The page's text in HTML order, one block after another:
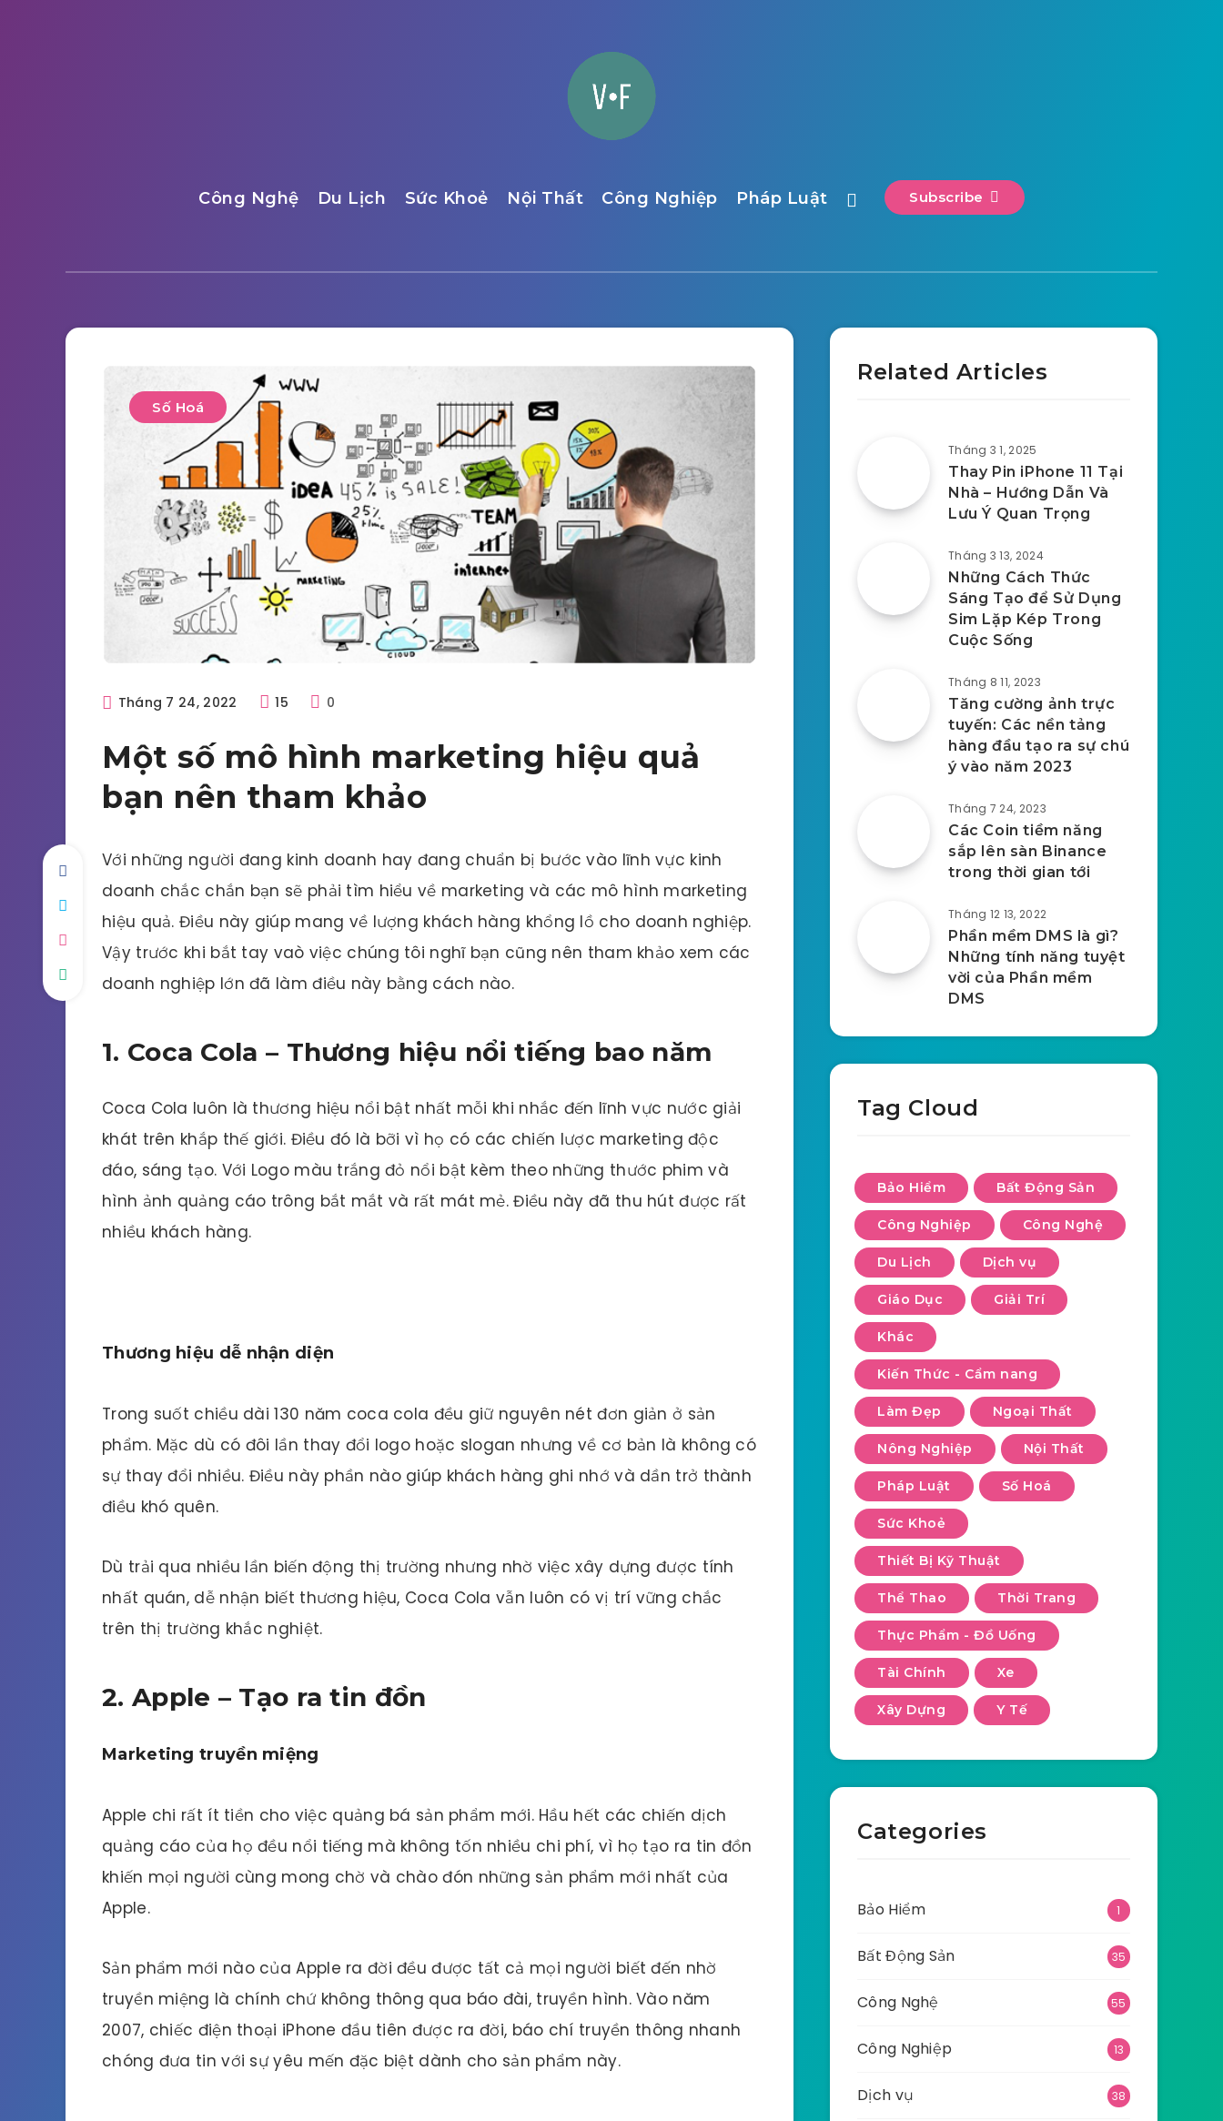
Công Nghệ Du Lịch Sức Khoẻ Nội Thất Công Nghiệp Pháp Luật Subscribe
Số Hoá
Tháng 7 24, 2022 15 0
Một số mô hình marketing hiệu quả
bạn nên tham khảo
Với những người đang kinh doanh hay đang chuẩn bị bước vào lĩnh vực kinh
doanh chắc chắn bạn sẽ phải tìm hiểu về marketing và các mô hình marketing
hiệu quả. Điều này giúp mang về lượng khách hàng khổng lồ cho doanh nghiệp.
Vậy trước khi bắt tay vaò việc chúng tôi nghĩ bạn cũng nên tham khảo xem các
doanh nghiệp lớn đã làm điều này bằng cách nào.
1. Coca Cola – Thương hiệu nổi tiếng bao năm
Coca Cola luôn là thương hiệu nổi bật nhất mỗi khi nhắc đến lĩnh vực nước giải
khát trên khắp thế giới. Điều đó là bỡi vì họ có các chiến lược marketing độc
đáo, sáng tạo. Với Logo màu trắng đỏ nổi bật kèm theo những thước phim và
hình ảnh quảng cáo trông bắt mắt và rất mát mẻ. Điều này đã thu hút được rất
nhiều khách hàng.
Thương hiệu dễ nhận diện
Trong suốt chiều dài 130 năm coca cola đều giữ nguyên nét đơn giản ở sản
phẩm. Mặc dù có đôi lần thay đổi logo hoặc slogan nhưng về cơ bản là không có
sự thay đổi nhiều. Điều này phần nào giúp khách hàng ghi nhớ và dần trở thành
điều khó quên.
Dù trải qua nhiều lần biến động thị trường nhưng nhờ việc xây dựng được tính
nhất quán, dễ nhận biết thương hiệu, Coca Cola vẫn luôn có vị trí vững chắc
trên thị trường khắc nghiệt.
2. Apple – Tạo ra tin đồn
Marketing truyền miệng
Apple chi rất ít tiền cho việc quảng bá sản phẩm mới. Hầu hết các chiến dịch
quảng cáo của họ đều nổi tiếng mà không tốn nhiều chi phí, vì họ tạo ra tin đồn
khiến mọi người cùng mong chờ và chào đón những sản phẩm mới nhất của
Apple.
Sản phẩm mới nào của Apple ra đời đều được tất cả mọi người biết đến nhờ
truyền miệng là chính chứ không thông qua báo đài, truyền hình. Vào năm
2007, chiếc điện thoại iPhone đầu tiên được ra đời, báo chí truyền thông nhanh
chóng đưa tin với sự yêu mến đặc biệt dành cho sản phẩm này.
Related Articles
Tháng 3 1, 2025
Thay Pin iPhone 11 Tại
Nhà – Hướng Dẫn Và
Lưu Ý Quan Trọng
Tháng 3 13, 2024
Những Cách Thức
Sáng Tạo để Sử Dụng
Sim Lặp Kép Trong
Cuộc Sống
Tháng 8 11, 2023
Tăng cường ảnh trực
tuyến: Các nền tảng
hàng đầu tạo ra sự chú
ý vào năm 2023
Tháng 7 24, 2023
Các Coin tiềm năng
sắp lên sàn Binance
trong thời gian tới
Tháng 12 13, 2022
Phần mềm DMS là gì?
Những tính năng tuyệt
vời của Phần mềm
DMS
Tag Cloud
Bảo Hiểm Bất Động Sản
Công Nghiệp Công Nghệ
Du Lịch Dịch vụ
Giáo Dục Giải Trí
Khác
Kiến Thức - Cẩm nang
Làm Đẹp Ngoại Thất
Nông Nghiệp Nội Thất
Pháp Luật Số Hoá
Sức Khoẻ
Thiết Bị Kỹ Thuật
Thể Thao Thời Trang
Thực Phẩm - Đồ Uống
Tài Chính Xe
Xây Dựng Y Tế
Categories
Bảo Hiểm 1
Bất Động Sản 35
Công Nghệ 55
Công Nghiệp 13
Dịch vụ 38